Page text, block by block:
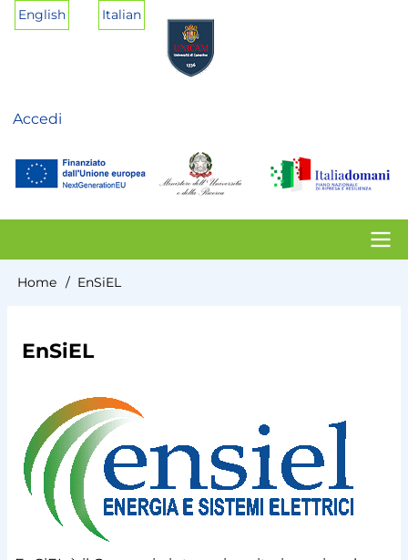
English Italian
User
account
menu
Accedi
Contacts
Briciole
pane
Home EnSiEL
EnSiEL